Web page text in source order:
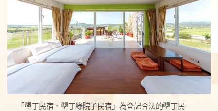
「墾丁民宿．墾丁綠院子民宿」為登記合法的墾丁民